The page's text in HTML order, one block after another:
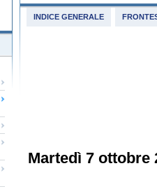
INDICE GENERALE
Martedì 7 ottobre